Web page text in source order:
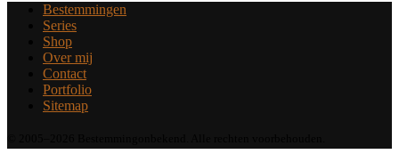
Bestemmingen
Series
Shop
Over mij
Contact
Portfolio
Sitemap